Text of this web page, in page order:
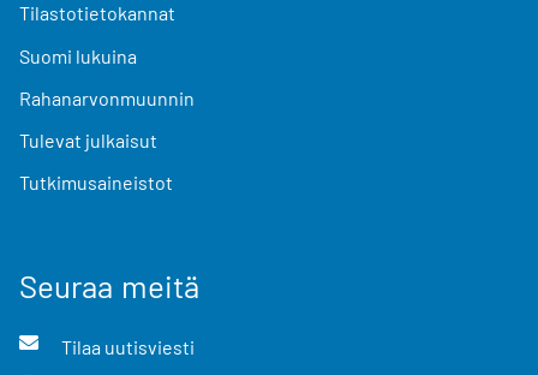
Tilastotietokannat
Suomi lukuina
Rahanarvonmuunnin
Tulevat julkaisut
Tutkimusaineistot
Seuraa meitä
Tilaa uutisviesti